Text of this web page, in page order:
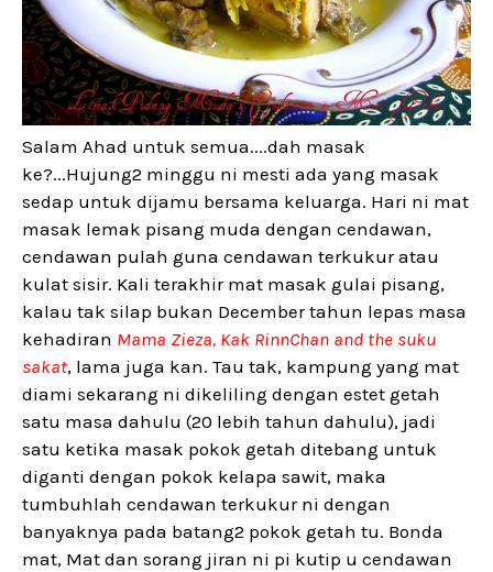
Salam Ahad untuk semua....dah masak
ke?...Hujung2 minggu ni mesti ada yang masak
sedap untuk dijamu bersama keluarga. Hari ni mat
masak lemak pisang muda dengan cendawan,
cendawan pulah guna cendawan terkukur atau
kulat sisir. Kali terakhir mat masak gulai pisang,
kalau tak silap bukan December tahun lepas masa
kehadiran Mama Zieza, Kak RinnChan and the suku
sakat, lama juga kan. Tau tak, kampung yang mat
diami sekarang ni dikeliling dengan estet getah
satu masa dahulu (20 lebih tahun dahulu), jadi
satu ketika masak pokok getah ditebang untuk
diganti dengan pokok kelapa sawit, maka
tumbuhlah cendawan terkukur ni dengan
banyaknya pada batang2 pokok getah tu. Bonda
mat, Mat dan sorang jiran ni pi kutip u cendawan